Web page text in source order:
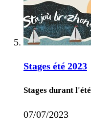
Stages été 2023
Stages durant l'été
07/07/2023